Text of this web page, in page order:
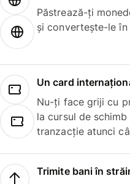
Păstrează-ți
și convertește-le în
Un card
Nu-ți face griji cu
la cursul de
tranzacție atunci
Trimite bani în